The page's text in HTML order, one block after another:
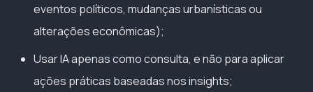
eventos políticos, mudanças urbanísticas ou
alterações econômicas);
Usar IA apenas como consulta, e não para aplicar
ações práticas baseadas nos insights;